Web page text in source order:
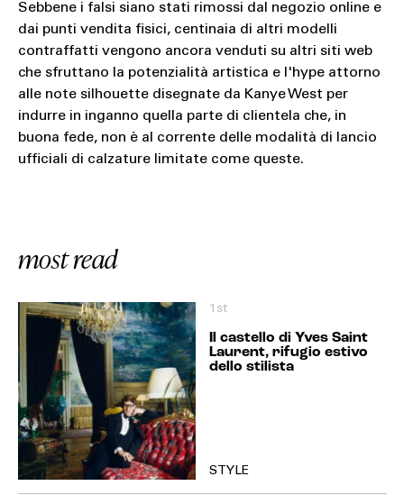
Sebbene i falsi siano stati rimossi dal negozio online e
dai punti vendita fisici, centinaia di altri modelli
contraffatti vengono ancora venduti su altri siti web
che sfruttano la potenzialità artistica e l'hype attorno
alle note silhouette disegnate da Kanye West per
indurre in inganno quella parte di clientela che, in
buona fede, non è al corrente delle modalità di lancio
ufficiali di calzature limitate come queste.
most read
1st
Il castello di Yves Saint
Laurent, rifugio estivo
dello stilista
STYLE